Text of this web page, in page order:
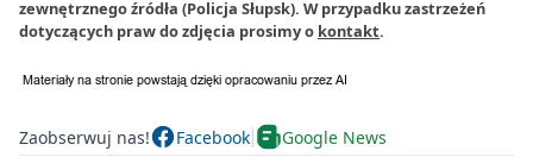
zewnętrznego źródła (Policja Słupsk). W przypadku zastrzeżeń
dotyczących praw do zdjęcia prosimy o kontakt.
Zaobserwuj nas! Facebook Google News